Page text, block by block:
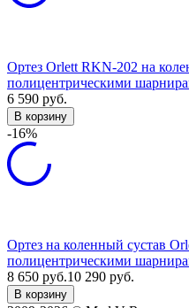
Ортез Orlett RKN-202 на
полицентрическими
6 590 руб.
В корзину
-16%
Ортез на коленный сустав
полицентрическими
8 650 руб.10 290 руб.
В корзину